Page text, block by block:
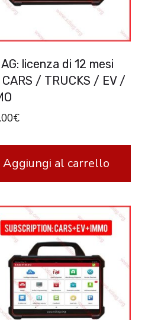
licenza di 12 mesi
/ TRUCKS / EV /
€
Aggiungi al carrello